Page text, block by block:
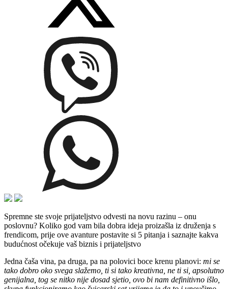
Spremne ste svoje prijateljstvo odvesti na novu razinu – onu
poslovnu? Koliko god vam bila dobra ideja proizašla iz druženja s
frendicom, prije ove avanture postavite si 5 pitanja i saznajte kakva
budućnost očekuje vaš biznis i prijateljstvo
Jedna čaša vina, pa druga, pa na polovici boce krenu planovi: mi se
tako dobro oko svega slažemo, ti si tako kreativna, ne ti si, apsolutno
genijalna, tog se nitko nije dosad sjetio, ovo bi nam definitivno išlo,